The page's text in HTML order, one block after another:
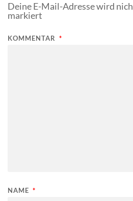
Deine E-Mail-Adresse wird
markiert
KOMMENTAR *
NAME *